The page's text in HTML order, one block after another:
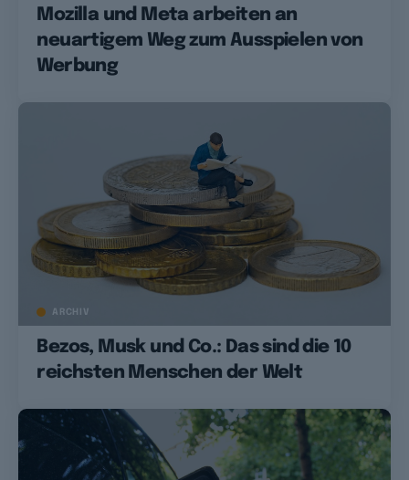
Mozilla und Meta arbeiten an
neuartigem Weg zum Ausspielen von
Werbung
ARCHIV
Bezos, Musk und Co.: Das sind die 10
reichsten Menschen der Welt